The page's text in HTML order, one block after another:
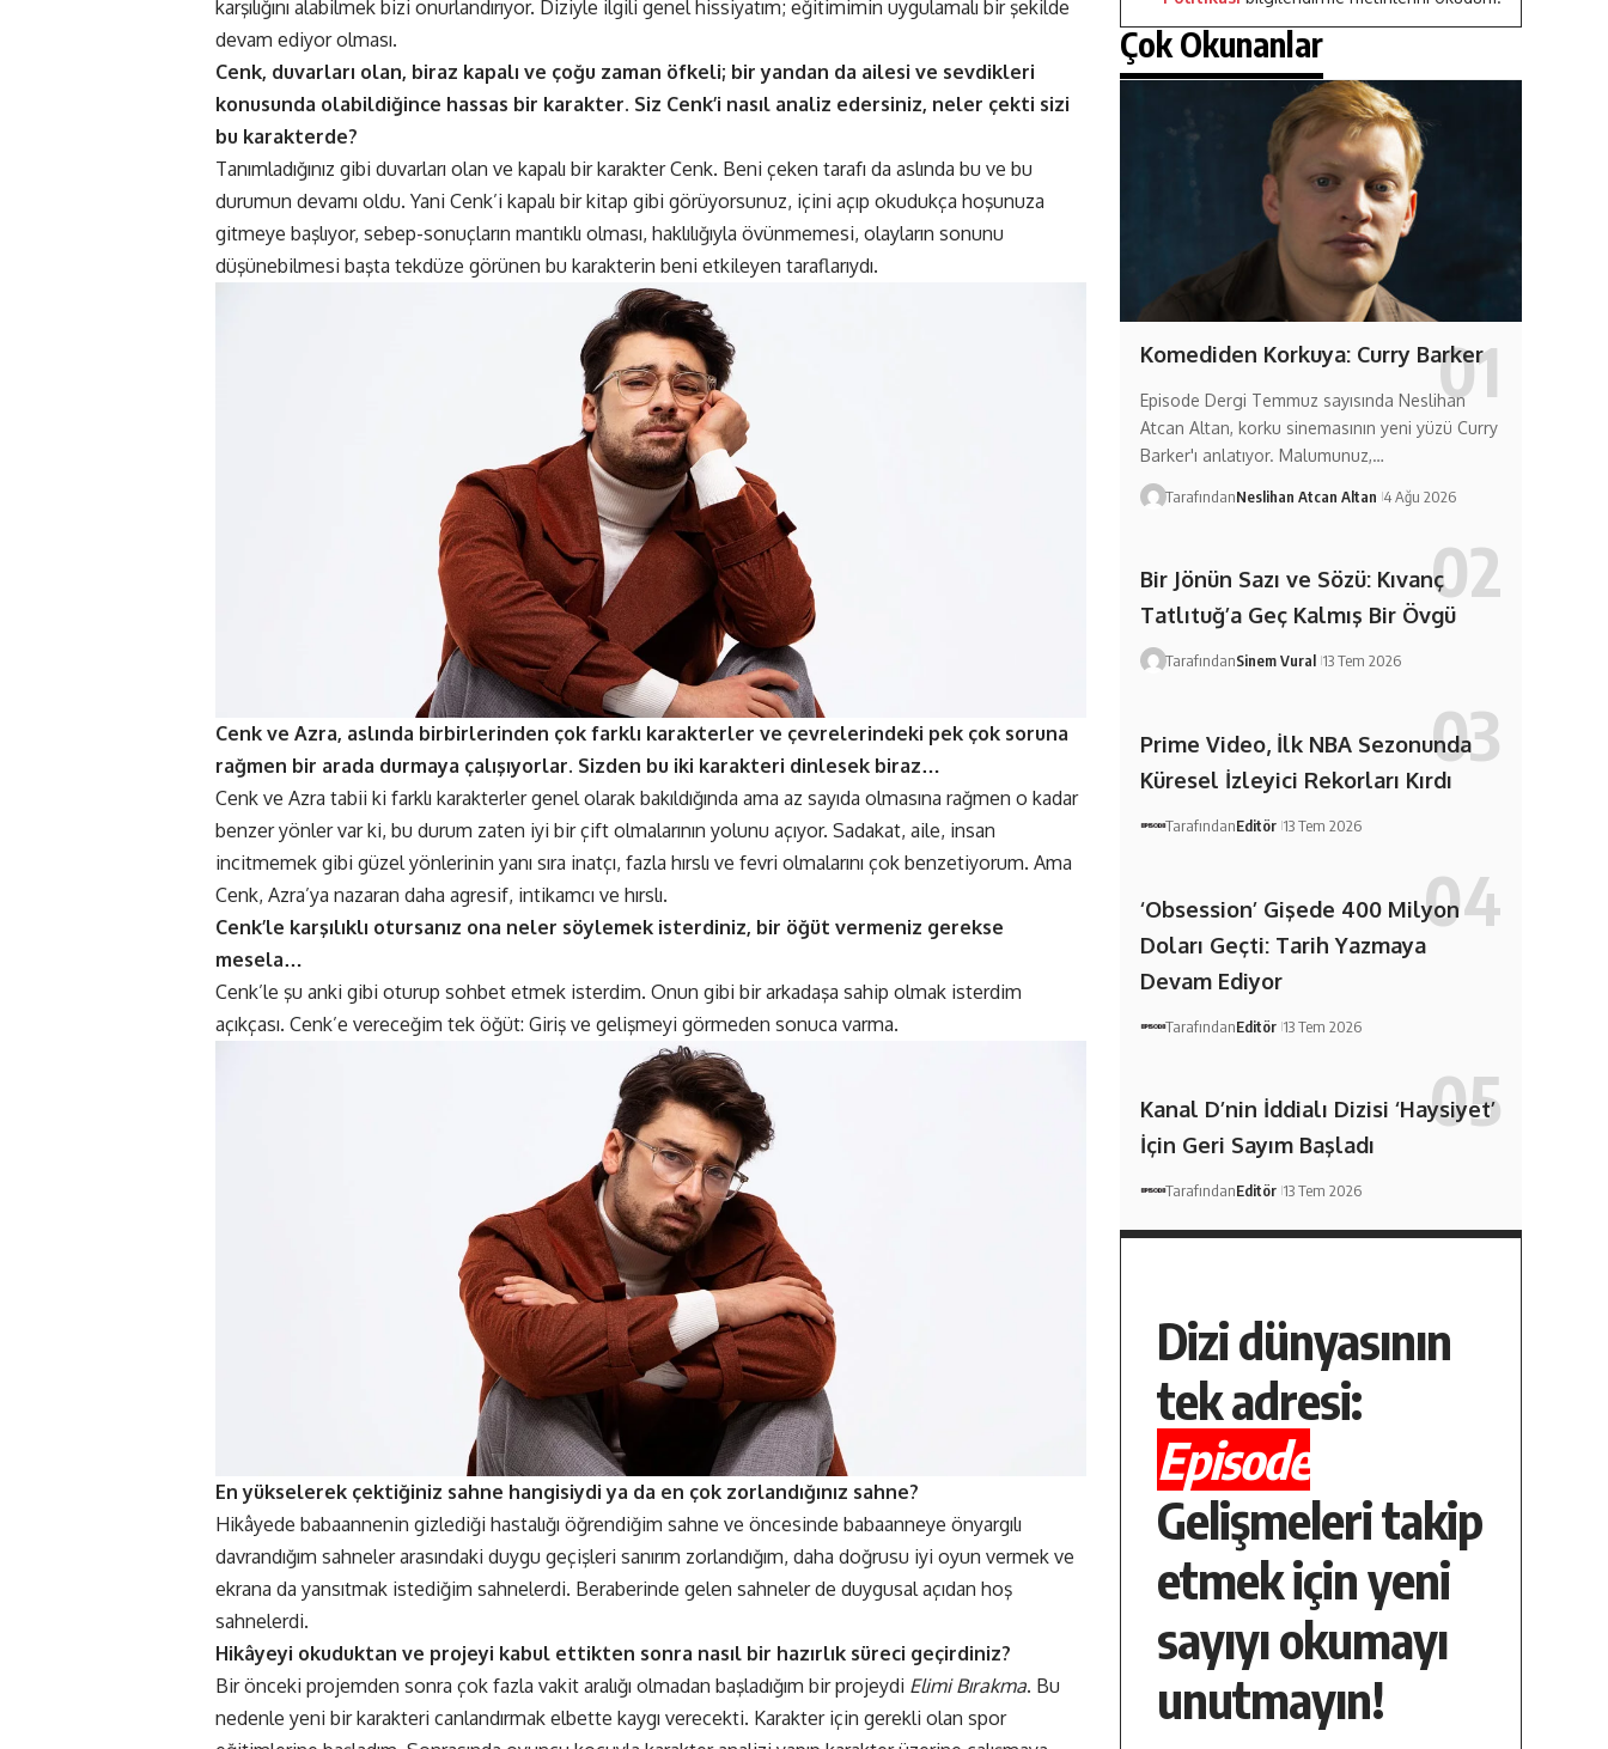
karşılığını alabilmek bizi onurlandırıyor. Diziyle ilgili genel hissiyatım; eğitimimin uygulamalı bir şekilde
devam ediyor olması.
Cenk, duvarları olan, biraz kapalı ve çoğu zaman öfkeli; bir yandan da ailesi ve sevdikleri
konusunda olabildiğince hassas bir karakter. Siz Cenk’i nasıl analiz edersiniz, neler çekti sizi
bu karakterde?
Tanımladığınız gibi duvarları olan ve kapalı bir karakter Cenk. Beni çeken tarafı da aslında bu ve bu
durumun devamı oldu. Yani Cenk’i kapalı bir kitap gibi görüyorsunuz, içini açıp okudukça hoşunuza
gitmeye başlıyor, sebep-sonuçların mantıklı olması, haklılığıyla övünmemesi, olayların sonunu
düşünebilmesi başta tekdüze görünen bu karakterin beni etkileyen taraflarıydı.
Cenk ve Azra, aslında birbirlerinden çok farklı karakterler ve çevrelerindeki pek çok soruna
rağmen bir arada durmaya çalışıyorlar. Sizden bu iki karakteri dinlesek biraz…
Cenk ve Azra tabii ki farklı karakterler genel olarak bakıldığında ama az sayıda olmasına rağmen o kadar
benzer yönler var ki, bu durum zaten iyi bir çift olmalarının yolunu açıyor. Sadakat, aile, insan
incitmemek gibi güzel yönlerinin yanı sıra inatçı, fazla hırslı ve fevri olmalarını çok benzetiyorum. Ama
Cenk, Azra’ya nazaran daha agresif, intikamcı ve hırslı.
Cenk’le karşılıklı otursanız ona neler söylemek isterdiniz, bir öğüt vermeniz gerekse
mesela…
Cenk’le şu anki gibi oturup sohbet etmek isterdim. Onun gibi bir arkadaşa sahip olmak isterdim
açıkçası. Cenk’e vereceğim tek öğüt: Giriş ve gelişmeyi görmeden sonuca varma.
En yükselerek çektiğiniz sahne hangisiydi ya da en çok zorlandığınız sahne?
Hikâyede babaannenin gizlediği hastalığı öğrendiğim sahne ve öncesinde babaanneye önyargılı
davrandığım sahneler arasındaki duygu geçişleri sanırım zorlandığım, daha doğrusu iyi oyun vermek ve
ekrana da yansıtmak istediğim sahnelerdi. Beraberinde gelen sahneler de duygusal açıdan hoş
sahnelerdi.
Hikâyeyi okuduktan ve projeyi kabul ettikten sonra nasıl bir hazırlık süreci geçirdiniz?
Bir önceki projemden sonra çok fazla vakit aralığı olmadan başladığım bir projeydi Elimi Bırakma. Bu
nedenle yeni bir karakteri canlandırmak elbette kaygı verecekti. Karakter için gerekli olan spor
Çok Okunanlar
Komediden Korkuya: Curry Barker
Episode Dergi Temmuz sayısında Neslihan
Atcan Altan, korku sinemasının yeni yüzü Curry
Barker'ı anlatıyor. Malumunuz,…
TarafındanNeslihan Atcan Altan 4 Ağu 2026
Bir Jönün Sazı ve Sözü: Kıvanç
Tatlıtuğ’a Geç Kalmış Bir Övgü
TarafındanSinem Vural 13 Tem 2026
Prime Video, İlk NBA Sezonunda
Küresel İzleyici Rekorları Kırdı
TarafındanEditör 13 Tem 2026
‘Obsession’ Gişede 400 Milyon
Doları Geçti: Tarih Yazmaya
Devam Ediyor
TarafındanEditör 13 Tem 2026
Kanal D’nin İddialı Dizisi ‘Haysiyet’
İçin Geri Sayım Başladı
TarafındanEditör 13 Tem 2026
Dizi dünyasının
tek adresi:
Episode
Gelişmeleri takip
etmek için yeni
sayıyı okumayı
unutmayın!